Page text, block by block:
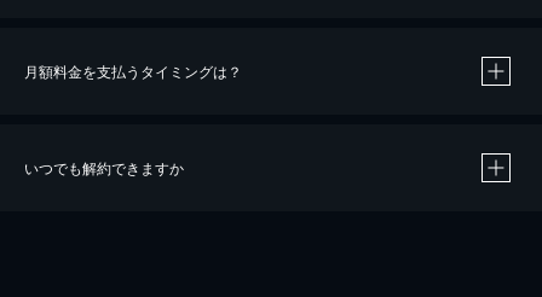
※40％ポイント還元の対象は、クレジットカード決済による作品の購入 / レンタルです。
iOSアプリのUコイン決済による作品の購入 / レンタルは、20％のポイント還元です。
月額料金を支払うタイミングは？
いつでも解約できますか